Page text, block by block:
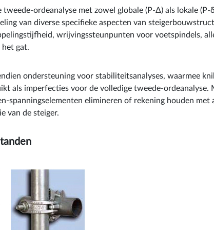
tweede-ordeanalyse met zowel globale (P-Δ) als lokale
van diverse specifieke aspecten van
wrijvingssteunpunten voor voetspindels,
het gat.
ondersteuning voor stabiliteitsanalyses, waarmee
als imperfecties voor de volledige tweede-
spanningselementen elimineren of rekening houden
van de steiger.